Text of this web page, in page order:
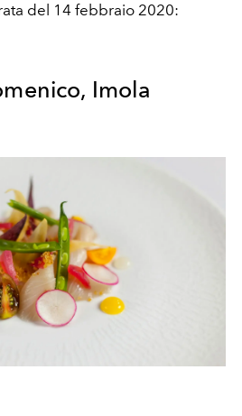
del 14 febbraio 2020:
Imola